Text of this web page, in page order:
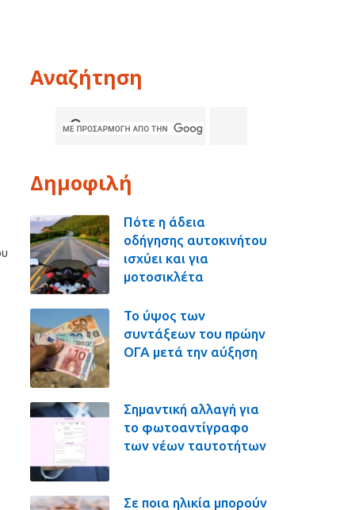
Αναζήτηση
Δημοφιλή
Πότε η άδεια
οδήγησης αυτοκινήτου
ισχύει και για
μοτοσικλέτα
Το ύψος των
συντάξεων του πρώην
ΟΓΑ μετά την αύξηση
Σημαντική αλλαγή για
το φωτοαντίγραφο
των νέων ταυτοτήτων
Σε ποια ηλικία μπορούν